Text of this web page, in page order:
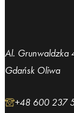
Al.
Gdańsk Oliwa
+48 600 237